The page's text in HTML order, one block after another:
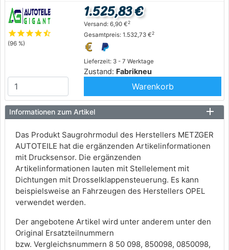
starstarstarstarstar_half
(96 %)
Lieferzeit: 3 - 7 Werktage
Zustand: Fabrikneu
1.525,83 €
Versand: 6,90 €2
Gesamtpreis: 1.532,73 €2
Warenkorb
Informationen zum Artikel
Das Produkt Saugrohrmodul des Herstellers METZGER
AUTOTEILE hat die ergänzenden Artikelinformationen
mit Drucksensor. Die ergänzenden
Artikelinformationen lauten mit Stellelement mit
Dichtungen mit Drosselklappensteuerung. Es kann
beispielsweise an Fahrzeugen des Herstellers OPEL
verwendet werden.
Der angebotene Artikel wird unter anderem unter den
Original Ersatzteilnummern
bzw. Vergleichsnummern 8 50 098, 850098, 0850098,